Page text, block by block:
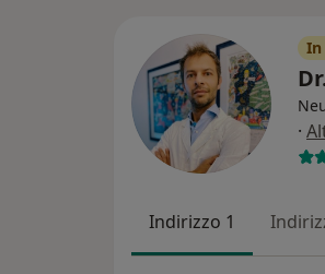
In
·
Indirizzo 1